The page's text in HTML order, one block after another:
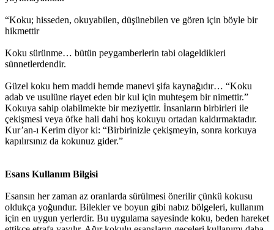
“Koku; hisseden, okuyabilen, düşünebilen ve gören için böyle bir
hikmettir
Koku sürünme… bütün peygamberlerin tabi olageldikleri
sünnetlerdendir.
Güzel koku hem maddi hemde manevi şifa kaynağıdır… “Koku
adab ve usulüne riayet eden bir kul için muhteşem bir nimettir.”
Kokuya sahip olabilmekte bir meziyettir. İnsanların birbirleri ile
çekişmesi veya öfke hali dahi hoş kokuyu ortadan kaldırmaktadır.
Kur’an-ı Kerim diyor ki: “Birbirinizle çekişmeyin, sonra korkuya
kapılırsınız da kokunuz gider.”
Esans Kullanım Bilgisi
Esansın her zaman az oranlarda sürülmesi önerilir çünkü kokusu
oldukça yoğundur. Bilekler ve boyun gibi nabız bölgeleri, kullanım
için en uygun yerlerdir. Bu uygulama sayesinde koku, beden hareket